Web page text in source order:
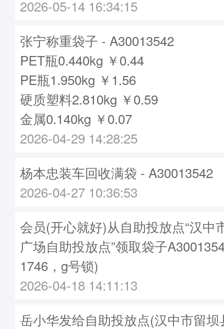
2026-05-14 16:34:15
张宁称重袋子 - A30013542
PET瓶0.440kg ￥0.44
PE瓶1.950kg ￥1.56
硬质塑料2.810kg ￥0.59
金属0.140kg ￥0.07
2026-04-29 14:28:25
杨本忠装车回收满袋 - A30013542
2026-04-27 10:36:53
会员(开心就好)从自助投放点“汉中
广场自助投放点”领取袋子
1746，g号锁)
2026-04-18 14:11:13
岳小华发给自助投放点(汉中市留